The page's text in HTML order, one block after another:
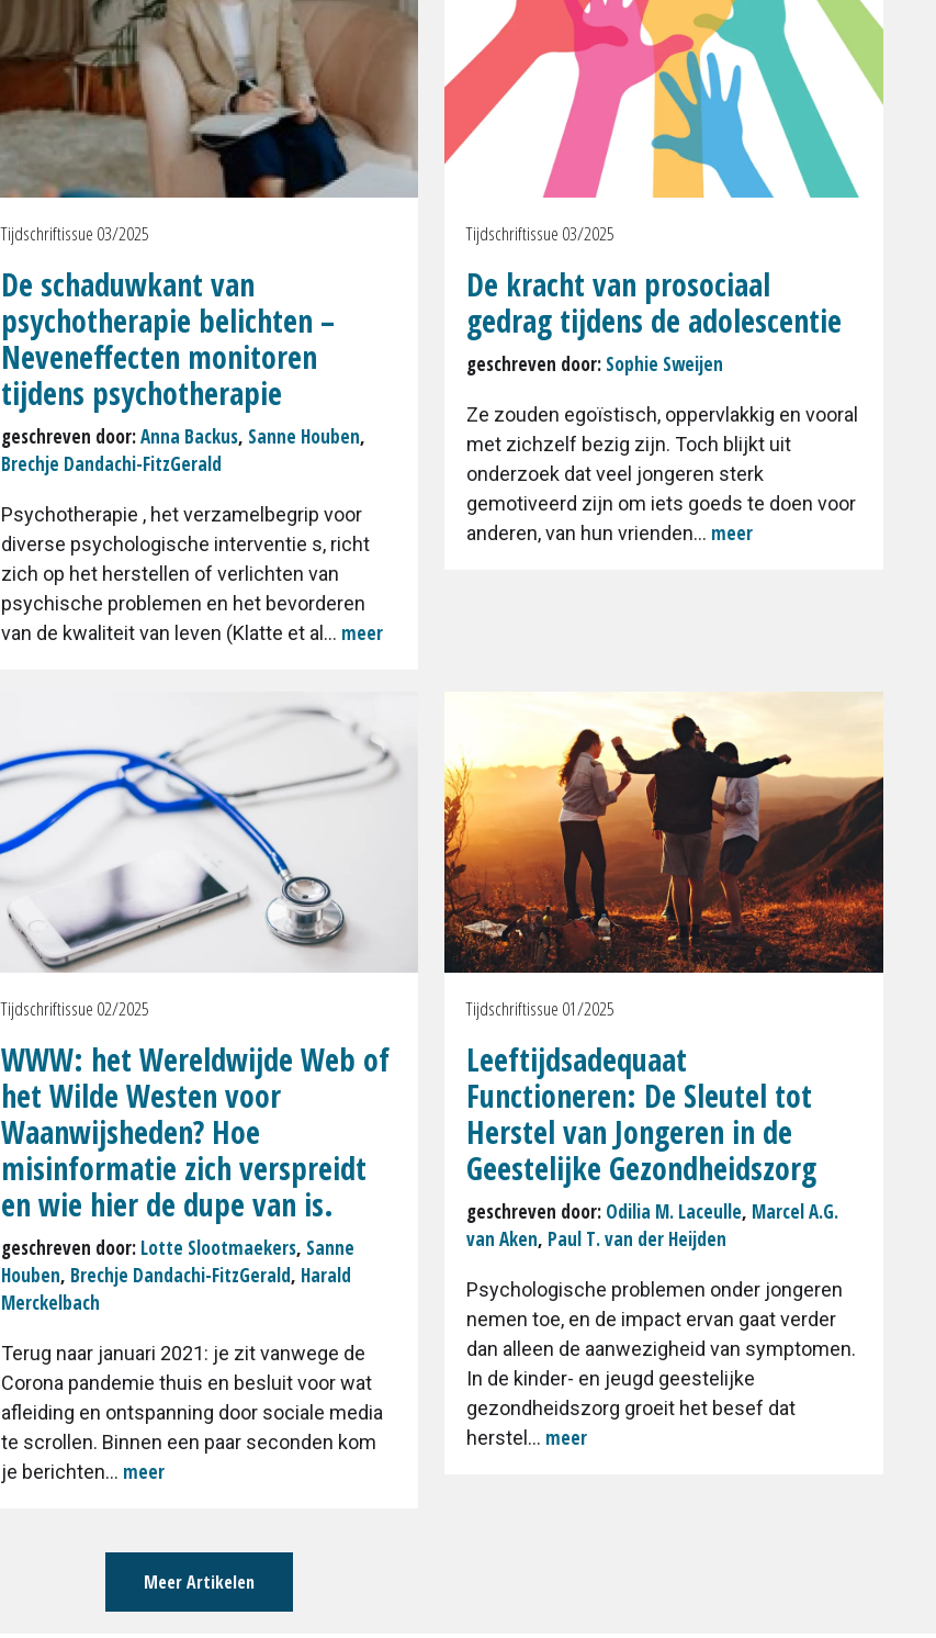
Tijdschriftissue 03/2025
De schaduwkant van
psychotherapie belichten –
Neveneffecten monitoren
tijdens psychotherapie
geschreven door:Anna Backus, Sanne Houben,
Brechje Dandachi-FitzGerald
Psychotherapie , het verzamelbegrip voor
diverse psychologische interventie s, richt
zich op het herstellen of verlichten van
psychische problemen en het bevorderen
van de kwaliteit van leven (Klatte et al... meer
Tijdschriftissue 03/2025
De kracht van prosociaal
gedrag tijdens de adolescentie
geschreven door: Sophie Sweijen
Ze zouden egoïstisch, oppervlakkig en vooral
met zichzelf bezig zijn. Toch blijkt uit
onderzoek dat veel jongeren sterk
gemotiveerd zijn om iets goeds te doen voor
anderen, van hun vrienden... meer
Tijdschriftissue 02/2025
WWW: het Wereldwijde Web of
het Wilde Westen voor
Waanwijsheden? Hoe
misinformatie zich verspreidt
en wie hier de dupe van is.
geschreven door: Lotte Slootmaekers, Sanne
Houben, Brechje Dandachi-FitzGerald, Harald
Merckelbach
Terug naar januari 2021: je zit vanwege de
Corona pandemie thuis en besluit voor wat
afleiding en ontspanning door sociale media
te scrollen. Binnen een paar seconden kom
je berichten... meer
Tijdschriftissue 01/2025
Leeftijdsadequaat
Functioneren: De Sleutel tot
Herstel van Jongeren in de
Geestelijke Gezondheidszorg
geschreven door: Odilia M. Laceulle, Marcel A.G.
van Aken, Paul T. van der Heijden
Psychologische problemen onder jongeren
nemen toe, en de impact ervan gaat verder
dan alleen de aanwezigheid van symptomen.
In de kinder- en jeugd geestelijke
gezondheidszorg groeit het besef dat
herstel... meer
Meer Artikelen